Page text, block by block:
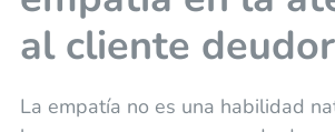
al cliente deudor
La empatía no es una habilidad